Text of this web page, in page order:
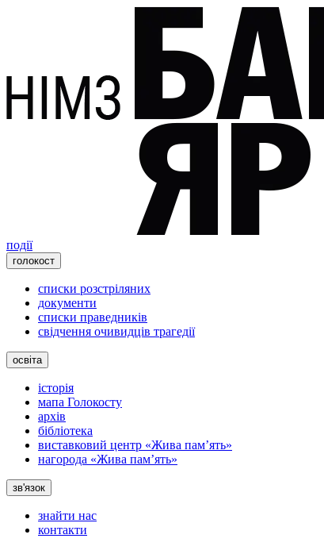
події
голокост
списки розстріляних
документи
списки праведників
свідчення очивидців трагедії
освіта
історія
мапа Голокосту
архів
бібліотека
виставковий центр «Жива пам’ять»
нагорода «Жива пам’ять»
зв'язок
знайти нас
контакти